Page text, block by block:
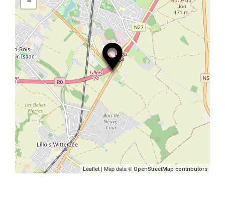
Leaflet | Map data © OpenStreetMap contributors